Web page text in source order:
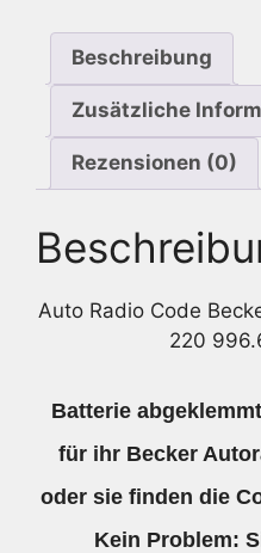
MengeBeschreibung
Zusätzliche
Rezensionen (0)
Auto Radio Code
220
Batterie
für ihr Becker
oder sie finden die
Kein Problem: